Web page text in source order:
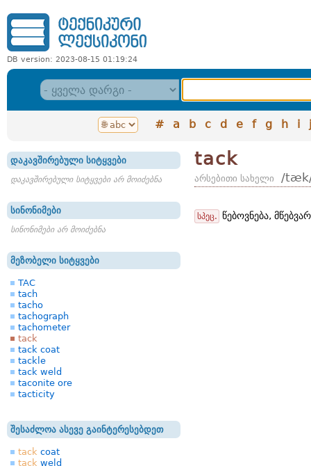
DB version: 2023-08-15 01:19:24
# a b c d e f g h i j
დაკავშირებული სიტყვები
დაკავშირებული სიტყვები არ მოიძებნა
სინონიმები
სინონიმები არ მოიძებნა
მეზობელი სიტყვები
TAC
tach
tacho
tachograph
tachometer
tack
tack coat
tackle
tack weld
taconite ore
tacticity
შესაძლოა ასევე გაინტერესებდეთ
tack coat
tack weld
tack
არსებითი სახელი /
სპეც. წებოვნება,